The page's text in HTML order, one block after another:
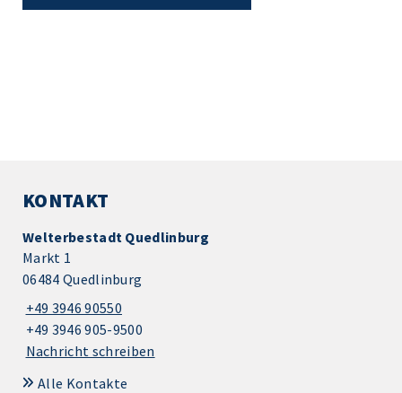
KONTAKT
Welterbestadt Quedlinburg
Markt 1
06484 Quedlinburg
+49 3946 90550
+49 3946 905-9500
Nachricht schreiben
Alle Kontakte